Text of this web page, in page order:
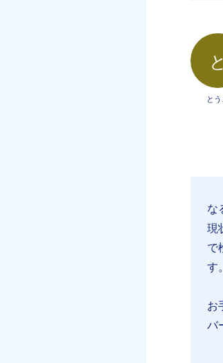
と
とう
な
現
で
す
お
バ